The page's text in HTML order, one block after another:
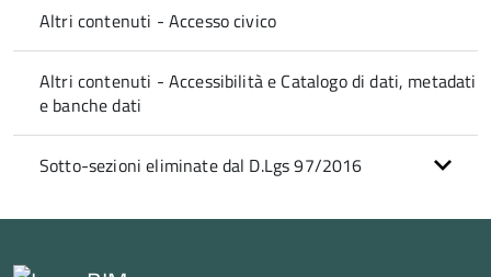
Altri contenuti - Accesso civico
Altri contenuti - Accessibilità e Catalogo di dati, metadati
e banche dati
Sotto-sezioni eliminate dal D.Lgs 97/2016